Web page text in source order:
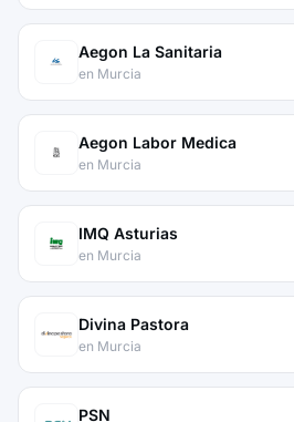
Aegon La Sanitaria
en Murcia
Aegon Labor Medica
en Murcia
IMQ Asturias
en Murcia
Divina Pastora
en Murcia
PSN